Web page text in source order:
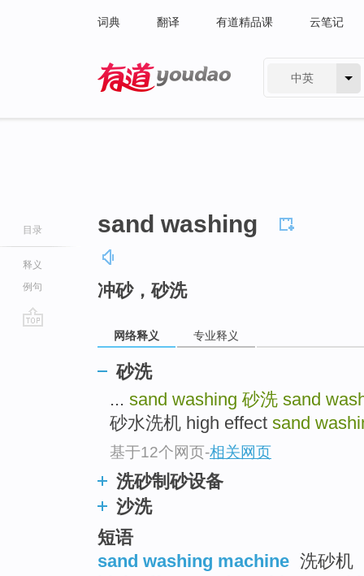
词典 翻译 有道精品课 云笔记
中英
目录
释义
例句
sand washing
冲砂，砂洗
网络释义 专业释义
砂洗
... sand washing 砂洗 sand
砂水洗机 high effect sand
基于12个网页-相关网页
洗砂制砂设备
沙洗
短语
sand washing machine 洗砂机